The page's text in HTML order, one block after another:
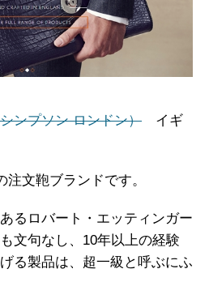
ンプソン ロンドン） イギ
文鞄ブランドです。
るロバート・エッティンガー
文句なし、10年以上の経験
る製品は、超一級と呼ぶにふ